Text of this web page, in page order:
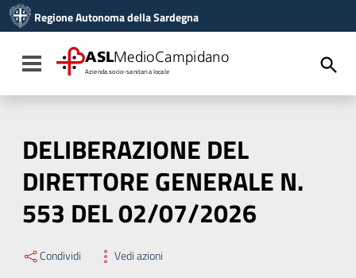
Vai al menu di navigazione
Vai al footer
Regione Autonoma della Sardegna
Toggle navigation
ASLMedioCampidano
Azienda socio-sanitaria locale
DELIBERAZIONE DEL
DIRETTORE GENERALE N.
553 DEL 02/07/2026
Condividi Vedi azioni